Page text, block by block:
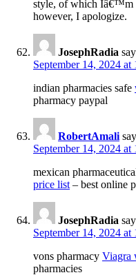
style, of which Iâ€™m
however, I apologize.
JosephRadia
September 14, 2024 at
indian pharmacies safe
pharmacy paypal
RobertAmali
September 14, 2024 at
mexican
price list – best online
JosephRadia
September 14, 2024 at
vons pharmacy Viagra
pharmacies